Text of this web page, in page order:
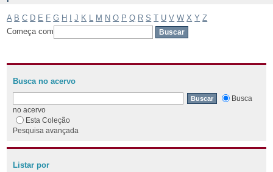
A B C D E F G H J K M N O P Q R S T U V W X Y Z
Começa com
Busca no acervo
Busca
no acervo
Esta Coleção
Pesquisa avançada
Listar por